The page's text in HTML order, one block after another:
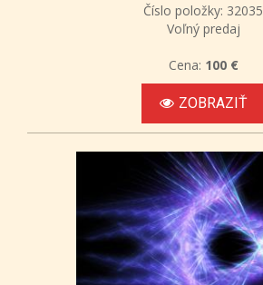
Číslo položky: 32035
Voľný predaj
Cena: 100 €
ZOBRAZIŤ